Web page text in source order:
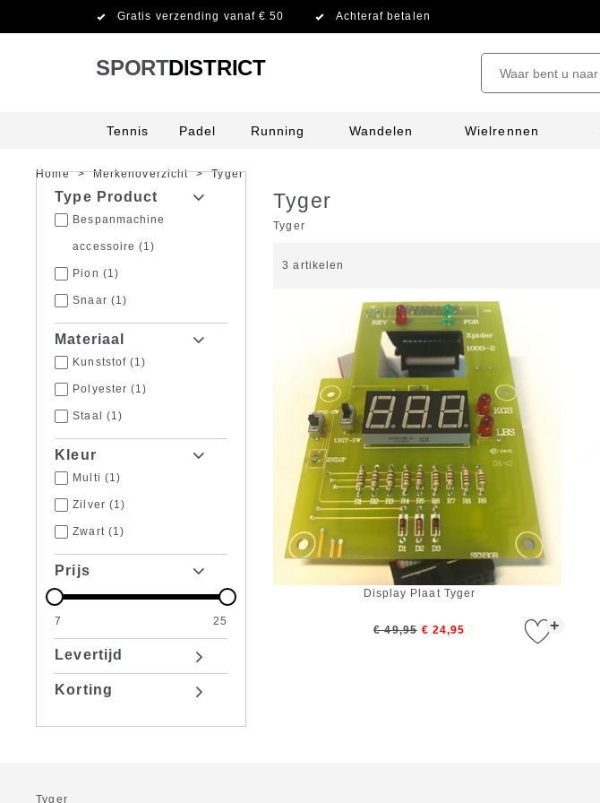
Gratis verzending vanaf € 50 Achteraf betalen
SPORTDISTRICT
Tennis Padel Running Wandelen Wielrennen
Home > Merkenoverzicht > Tyger
Type Product
Bespanmachine
accessoire (1)
Pion (1)
Snaar (1)
Materiaal
Kunststof (1)
Polyester (1)
Staal (1)
Kleur
Multi (1)
Zilver (1)
Zwart(1)
Prijs
7 25
Levertijd
Korting
Tyger
Tyger
3 artikelen
+
Display Plaat Tyger
€ 49,95 € 24,95
Tyger